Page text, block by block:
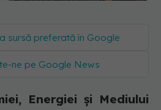
sursă preferată în Google
ne pe Google News
Energiei și Mediului